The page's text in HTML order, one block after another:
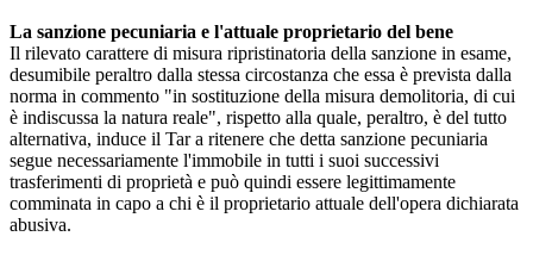
La sanzione pecuniaria e l'attuale proprietario del bene
Il rilevato carattere di misura ripristinatoria della sanzione in esame,
desumibile peraltro dalla stessa circostanza che essa è prevista dalla
norma in commento "in sostituzione della misura demolitoria, di cui
è indiscussa la natura reale", rispetto alla quale, peraltro, è del tutto
alternativa, induce il Tar a ritenere che detta sanzione pecuniaria
segue necessariamente l'immobile in tutti i suoi successivi
trasferimenti di proprietà e può quindi essere legittimamente
comminata in capo a chi è il proprietario attuale dell'opera dichiarata
abusiva.